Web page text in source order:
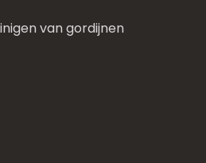
van gordijnen